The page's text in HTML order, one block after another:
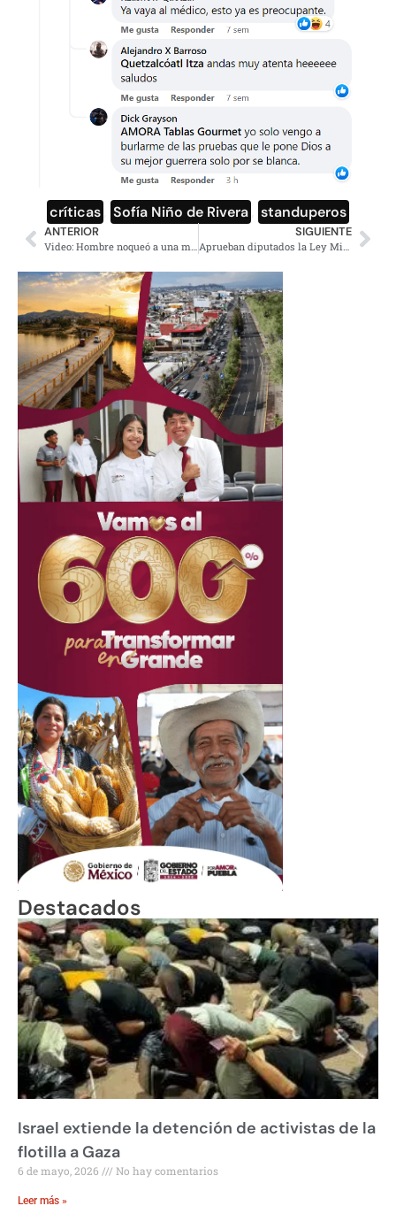
críticas Sofía Niño de Rivera standuperos
ANTERIOR
Video: Hombre noqueó a una mujer por defender a su esposa
SIGUIENTE
Aprueban diputados la Ley Minera de presidente AMLO
Destacados
Israel extiende la detención de activistas de la
flotilla a Gaza
6 de mayo, 2026 No hay comentarios
Leer más »